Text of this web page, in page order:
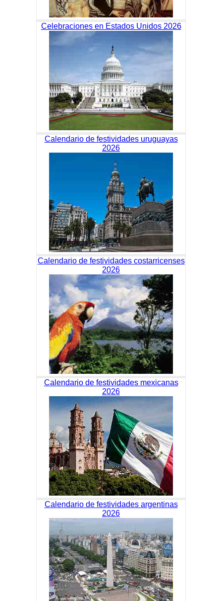
Celebraciones en Estados Unidos 2026
Calendario de festividades uruguayas
2026
Calendario de festividades costarricenses
2026
Calendario de festividades mexicanas
2026
Calendario de festividades argentinas
2026